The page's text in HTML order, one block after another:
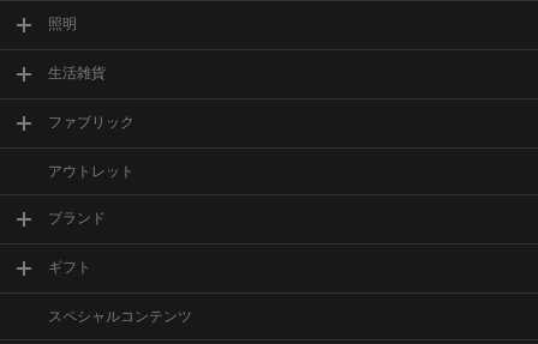
照明
生活雑貨
ファブリック
アウトレット
ブランド
ギフト
スペシャルコンテンツ